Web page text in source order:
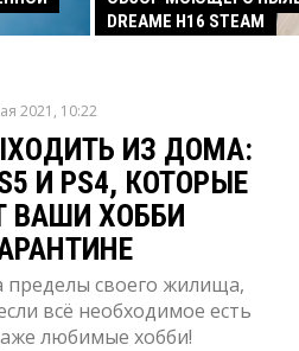
DREAME H16 STEAM
2021, 10:22
ИЗ ДОМА:
И PS4, КОТОРЫЕ
ВАШИ ХОББИ
пределы своего жилища,
всё необходимое есть
любимые хобби!